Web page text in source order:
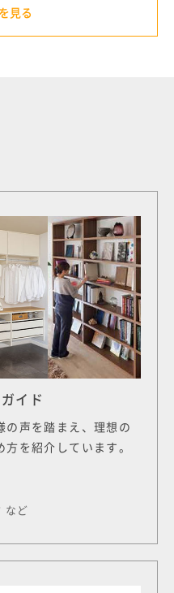
見る
イド
の声を踏まえ、理想の
を紹介しています。
など